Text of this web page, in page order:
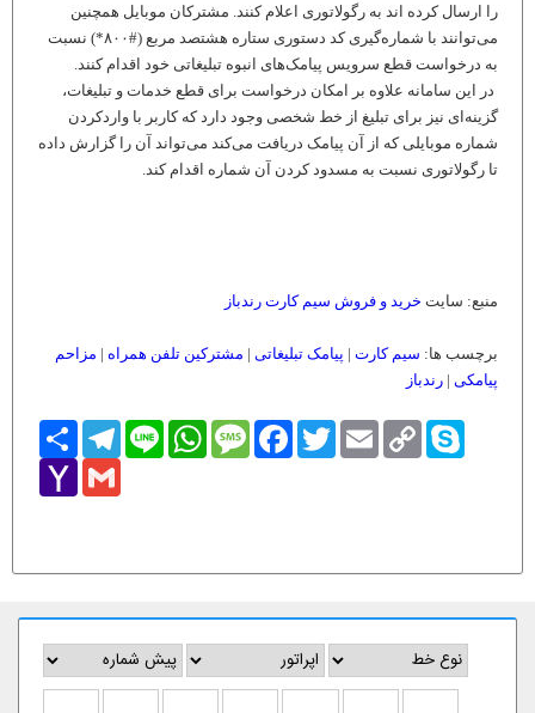
را ارسال کرده اند به رگولاتوری اعلام کنند. مشترکان موبایل همچنین
می‌توانند با شماره‌گیری کد دستوری ستاره هشتصد مربع (#۸۰۰*) نسبت
به درخواست قطع سرویس پیامک‌های انبوه تبلیغاتی خود اقدام کنند.
در این سامانه علاوه بر امکان درخواست برای قطع خدمات و تبلیغات،
گزینه‌ای نیز برای تبلیغ از خط شخصی وجود دارد که کاربر با واردکردن
شماره موبایلی که از آن پیامک دریافت می‌کند می‌تواند آن را گزارش داده
تا رگولاتوری نسبت به مسدود کردن آن شماره اقدام کند.
منبع: سایت خرید و فروش سیم کارت رندباز
برچسب ها: سیم کارت | پیامک تبلیغاتی | مشترکین تلفن همراه | مزاحم
پیامکی | رندباز
اشتراکTelegram Line
WhatsAppMessageFacebookTwitter Email
Copy
Link
Skype
Yahoo
Mail
Gmail